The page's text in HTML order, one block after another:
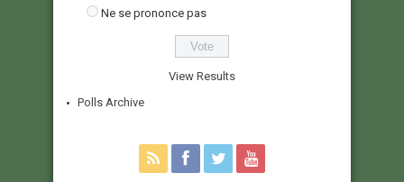
Ne se prononce pas
View Results
Polls Archive